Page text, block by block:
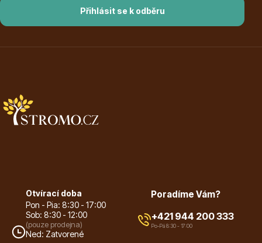
Přihlásit se k odběru
Otvírací doba
Pon - Pia: 8:30 - 17:00
Sob: 8:30 - 12:00
(pouze prodejna)
Ned: Zatvorené
Poradíme Vám?
+421 944 200 333
Po-Pá 8:30 - 17:00